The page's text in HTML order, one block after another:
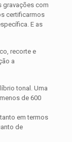
gravações com
certificarmos
E as
recorte e
a
tonal. Uma
de 600
em termos
de